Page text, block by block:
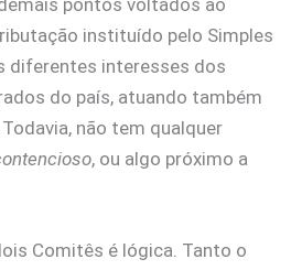
pontos voltados ao
instituído pelo Simples
diferentes interesses dos
do país, atuando também
não tem qualquer
, ou algo próximo a
Comitês é lógica. Tanto o